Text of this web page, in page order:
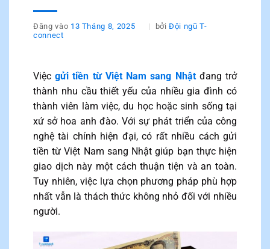
Đăng vào 13 Tháng 8, 2025 bởiĐội ngũ T-
connect
Việcgửi tiền từ Việt Nam sang Nhậtđang trở
thành nhu cầu thiết yếu của nhiều gia đình có
thành viên làm việc, du học hoặc sinh sống tại
xứ sở hoa anh đào. Với sự phát triển của công
nghệ tài chính hiện đại, có rất nhiều cách gửi
tiền từ Việt Nam sang Nhật giúp bạn thực hiện
giao dịch này một cách thuận tiện và an toàn.
Tuy nhiên, việc lựa chọn phương pháp phù hợp
nhất vẫn là thách thức không nhỏ đối với nhiều
người.